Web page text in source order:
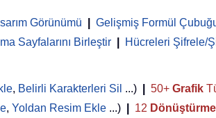
Görünümü Gelişmiş Formül
Sayfalarını Birleştir Hücreleri Şifrele/
, Belirli Karakterleri Sil ...) 50+ Grafik
, Yoldan Resim Ekle ...) 12 Dönüştürme